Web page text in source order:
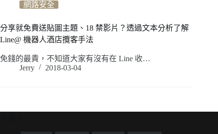
網路安全
分享就免費送貼圖主題、18 禁影片？透過文本分析了解
Line@ 機器人酒店攬客手法
免錢的最貴，不知道大家有沒有在 Line 收…
Jerry
2018-03-04